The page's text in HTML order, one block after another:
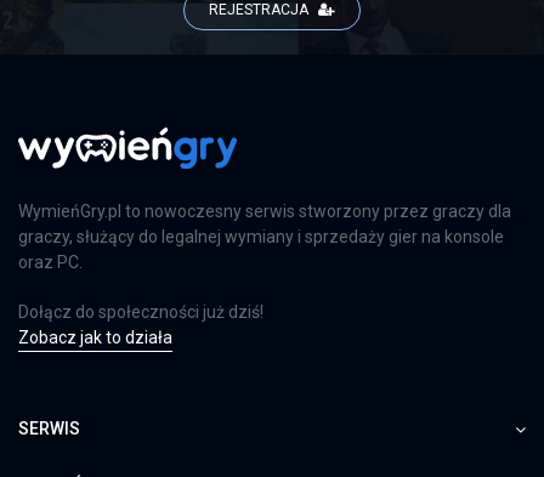
REJESTRACJA
WymieńGry.pl to nowoczesny serwis stworzony przez graczy dla
graczy, służący do legalnej wymiany i sprzedaży gier na konsole
oraz PC.
Dołącz do społeczności już dziś!
Zobacz jak to działa
SERWIS